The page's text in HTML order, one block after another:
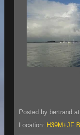
Posted by bertrand at
Location: H39M+JF